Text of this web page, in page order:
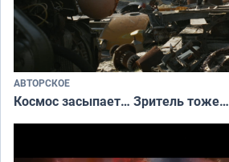
АВТОРСКОЕ
Космос засыпает… Зритель тоже…